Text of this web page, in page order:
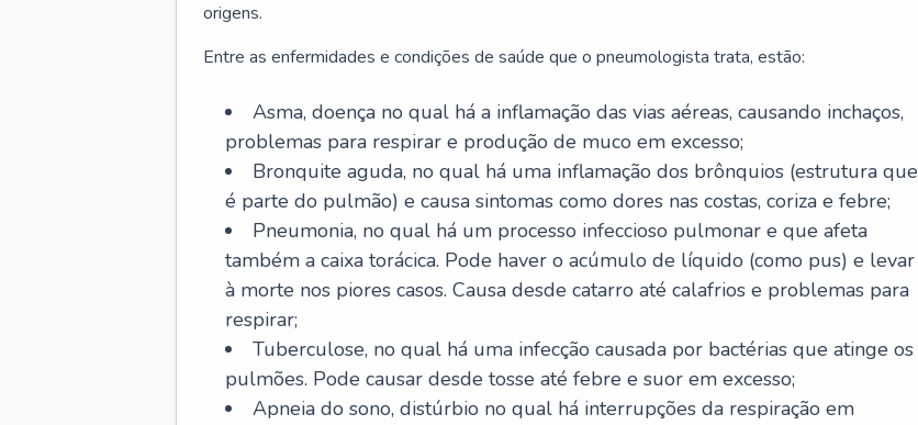
origens.
Entre as enfermidades e condições de saúde que o pneumologista trata, estão:
Asma, doença no qual há a inflamação das vias aéreas, causando inchaços,
problemas para respirar e produção de muco em excesso;
Bronquite aguda, no qual há uma inflamação dos brônquios (estrutura que
é parte do pulmão) e causa sintomas como dores nas costas, coriza e febre;
Pneumonia, no qual há um processo infeccioso pulmonar e que afeta
também a caixa torácica. Pode haver o acúmulo de líquido (como pus) e levar
à morte nos piores casos. Causa desde catarro até calafrios e problemas para
respirar;
Tuberculose, no qual há uma infecção causada por bactérias que atinge os
pulmões. Pode causar desde tosse até febre e suor em excesso;
Apneia do sono, distúrbio no qual há interrupções da respiração em